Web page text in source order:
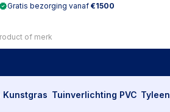
Gratis bezorging vanaf €1500
Kunstgras Tuinverlichting PVC Tyleen